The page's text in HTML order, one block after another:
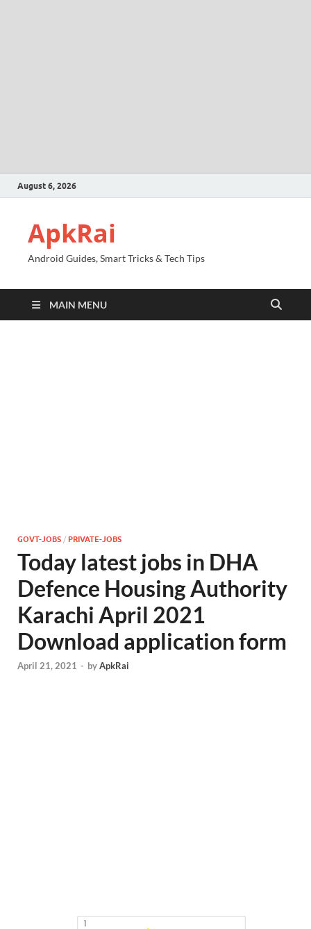
August 6, 2026
ApkRai
Android Guides, Smart Tricks & Tech Tips
MAIN MENU
GOVT-JOBS / PRIVATE-JOBS
Today latest jobs in DHA
Defence Housing Authority
Karachi April 2021
Download application form
April 21, 2021 - byApkRai